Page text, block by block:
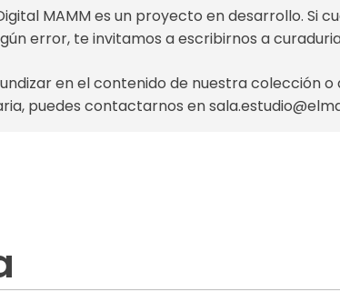
MAMM es un proyecto en desarrollo. Si
error, te invitamos a escribirnos a
en el contenido de nuestra colección
puedes contactarnos en